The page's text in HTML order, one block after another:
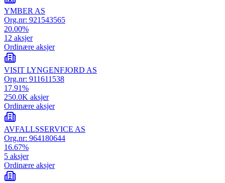
YMBER AS
Org.nr: 921543565
20.00%
12 aksjer
Ordinære aksjer
VISIT LYNGENFJORD AS
Org.nr: 911611538
17.91%
250.0K aksjer
Ordinære aksjer
AVFALLSSERVICE AS
Org.nr: 964180644
16.67%
5 aksjer
Ordinære aksjer